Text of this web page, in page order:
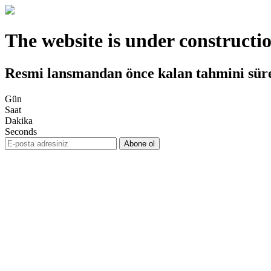
The website is under
Resmi lansmandan önce kalan tahmini
Gün
Saat
Dakika
Seconds